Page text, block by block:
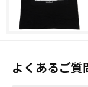
よくあるご質